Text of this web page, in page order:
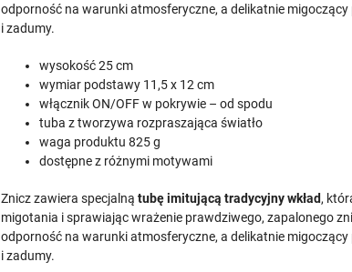
odporność na warunki atmosferyczne, a delikatnie
i zadumy.
wysokość 25 cm
wymiar podstawy 11,5 x 12 cm
włącznik ON/OFF w pokrywie – od spodu
tuba z tworzywa rozpraszająca światło
waga produktu 825 g
dostępne z różnymi motywami
Znicz zawiera specjalnątubę imitującą tradycyjny wkład,
migotania i sprawiając wrażenie prawdziwego, zapalonego
odporność na warunki atmosferyczne, a delikatnie
i zadumy.